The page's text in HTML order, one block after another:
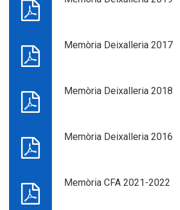
Memòria Deixalleria 2017
Memòria Deixalleria 2018
Memòria Deixalleria 2016
Memòria CFA 2021-2022